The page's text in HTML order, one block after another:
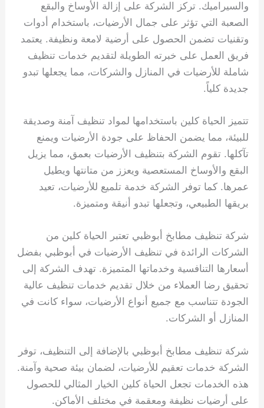
والسيراميك. تركز الشركة على إزالة الأوساخ والبقع
الصعبة التي تؤثر على جمال الأرضيات، باستخدام أدوات
وتقنيات تضمن الحصول على أرضية لامعة ونظيفة. يعتمد
فريق العمل على خبرته الطويلة لتقديم خدمات تنظيف
شاملة للأرضيات في المنازل والشركات، مما يجعلها تبدو
جديدة كلياً.
تتميز الحياة كلين باستخدامها لمواد تنظيف آمنة وصديقة
للبيئة، مما يضمن الحفاظ على جودة الأرضيات ويمنع
تآكلها. تقوم الشركة بتنظيف الأرضيات بعمق، مما يزيل
البقع والأوساخ المستعصية ويعزز من متانتها ويطيل
عمرها. كما توفر الشركة خدمة تلميع للأرضيات، تعيد
بريقها الطبيعي، وتجعلها تبدو أنيقة ومتميزة.
شركة تنظيف مطابخ أبوظبي تعتبر الحياة كلين من
الشركات الرائدة في تنظيف الأرضيات في أبوظبي بفضل
أسعارها التنافسية وخدماتها المتميزة. تهدف الشركة إلى
تحقيق رضا العملاء من خلال تقديم خدمات تنظيف عالية
الجودة تتناسب مع جميع أنواع الأرضيات، سواء كانت في
المنازل أو الشركات.
شركة تنظيف مطابخ أبوظبي بالإضافة إلى التنظيف، توفر
الشركة خدمات تعقيم للأرضيات، لضمان بيئة صحية وآمنة.
هذه الخدمات تجعل الحياة كلين الخيار المثالي للحصول
على أرضيات نظيفة ومعقمة في مختلف الأماكن.